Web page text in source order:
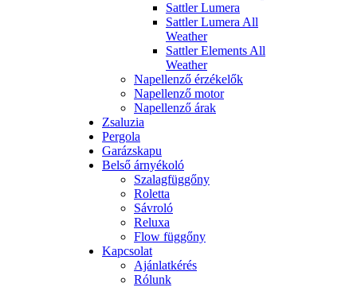
Sattler Lumera
Sattler Lumera All
Weather
Sattler Elements All
Weather
Napellenző érzékelők
Napellenző motor
Napellenző árak
Zsaluzia
Pergola
Garázskapu
Belső árnyékoló
Szalagfüggőny
Roletta
Sávroló
Reluxa
Flow függőny
Kapcsolat
Ajánlatkérés
Rólunk